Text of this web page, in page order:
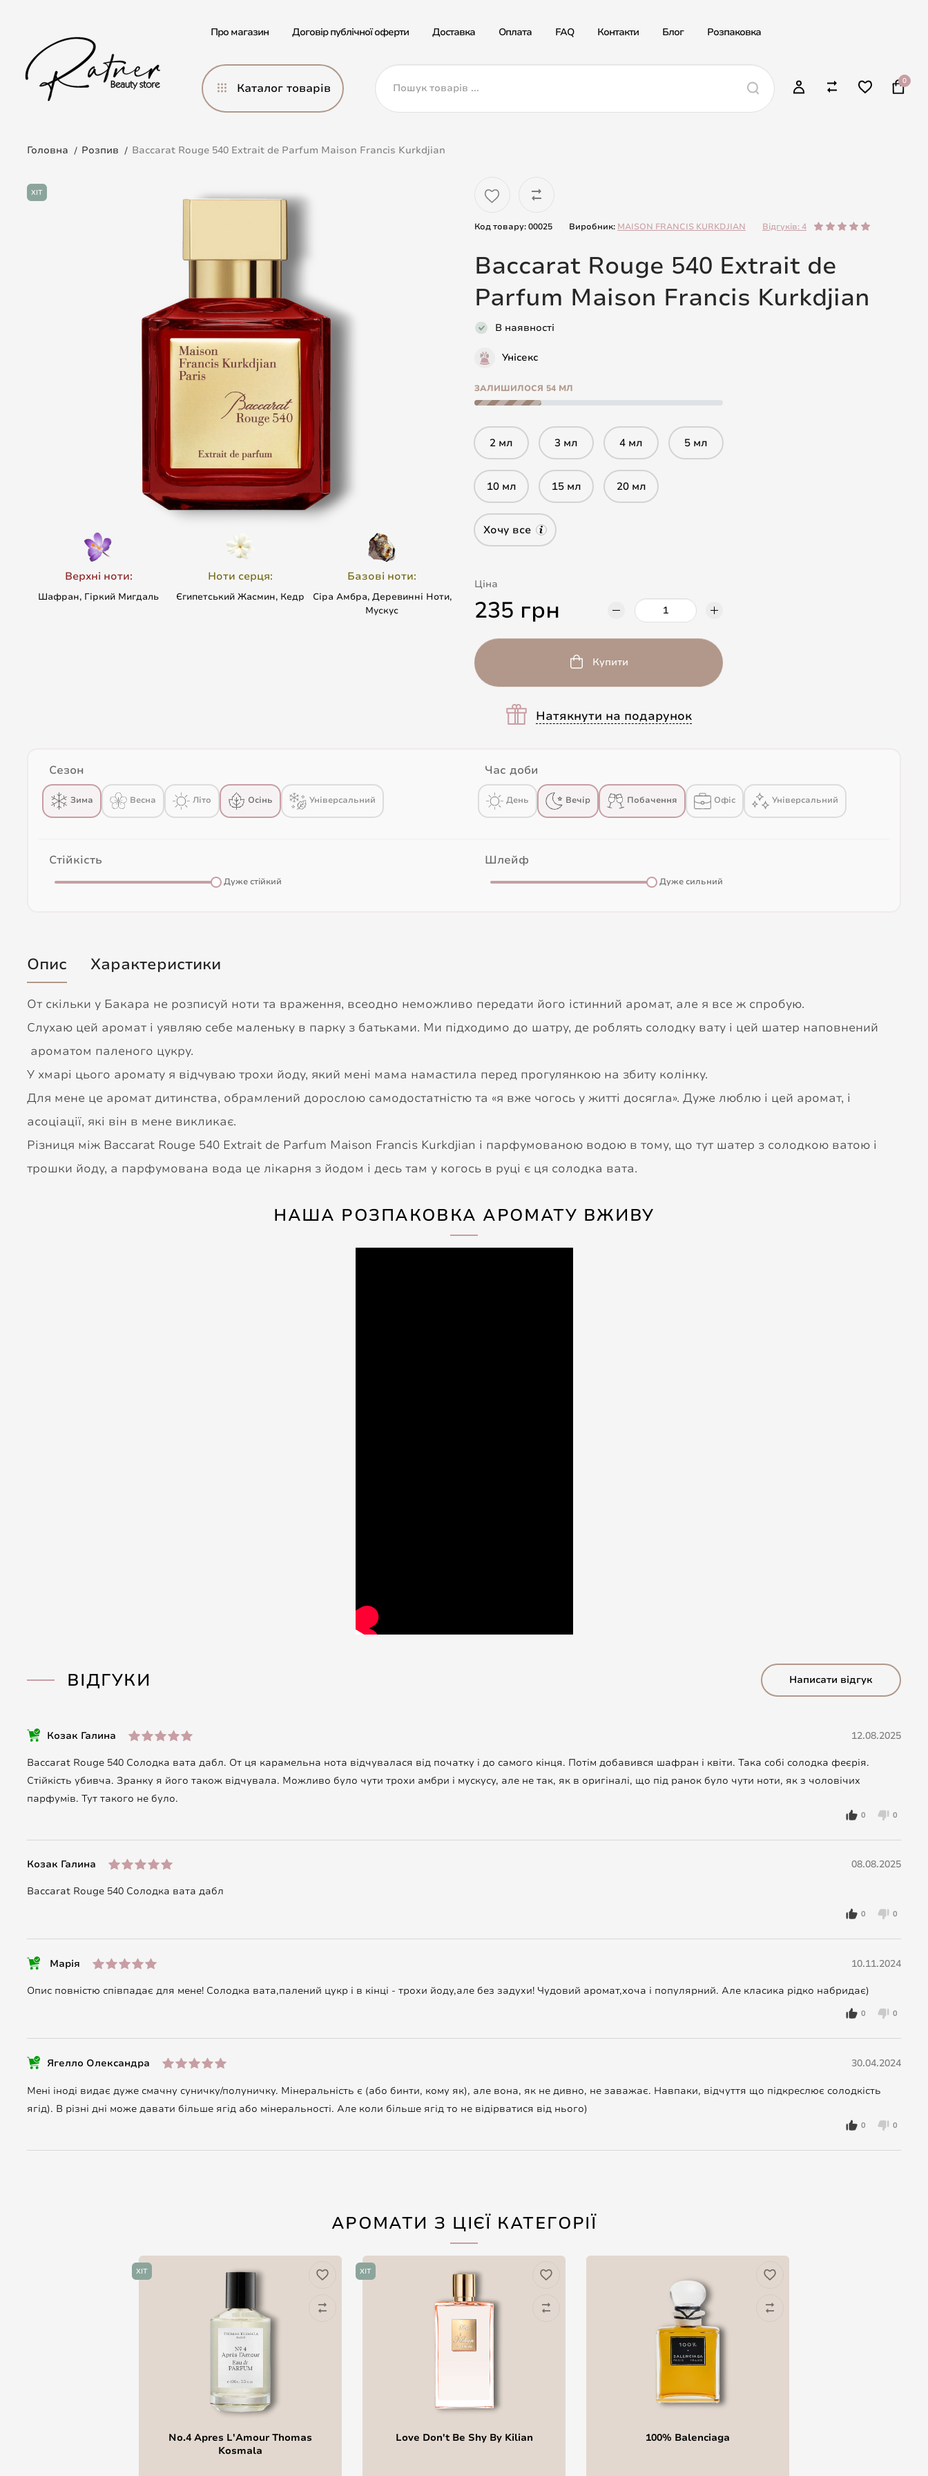
Про магазин Договір публічної оферти Доставка Оплата FAQ Контакти Блог Розпаковка
Каталог товарів 0
Головна Розпив Baccarat Rouge 540 Extrait de Parfum Maison Francis Kurkdjian
ХІТ
Верхні ноти:
Шафран, Гіркий Мигдаль
Ноти серця:
Єгипетський Жасмин, Кедр
Базові ноти:
Cіра Амбра, Деревинні Ноти,
Мускус
Код товару: 00025 Виробник: MAISON FRANCIS KURKDJIAN Відгуків: 4
Baccarat Rouge 540 Extrait de
Parfum Maison Francis Kurkdjian
В наявності
Унісекс
ЗАЛИШИЛОСЯ 54 МЛ
2 мл 3 мл 4 мл 5 мл
10 мл 15 мл 20 мл
Хочу все
Ціна
235 грн
Купити
Натякнути на подарунок
Сезон
Зима Весна Літо Осінь Універсальний
Час доби
День Вечір Побачення Офіс Універсальний
Стійкість
Дуже стійкий
Шлейф
Дуже сильний
Опис Характеристики
От скільки у Бакара не розписуй ноти та враження, всеодно неможливо передати його істинний аромат, але я все ж спробую.
Слухаю цей аромат і уявляю себе маленьку в парку з батьками. Ми підходимо до шатру, де роблять солодку вату і цей шатер наповнений
ароматом паленого цукру.
У хмарі цього аромату я відчуваю трохи йоду, який мені мама намастила перед прогулянкою на збиту колінку.
Для мене це аромат дитинства, обрамлений дорослою самодостатністю та «я вже чогось у житті досягла». Дуже люблю і цей аромат, і
асоціації, які він в мене викликає.
Різниця між Baccarat Rouge 540 Extrait de Parfum Maison Francis Kurkdjian і парфумованою водою в тому, що тут шатер з солодкою ватою і
трошки йоду, а парфумована вода це лікарня з йодом і десь там у когось в руці є ця солодка вата.
НАША РОЗПАКОВКА АРОМАТУ ВЖИВУ
ВІДГУКИ Написати відгук
Козак Галина 12.08.2025
Baccarat Rouge 540 Солодка вата дабл. От ця карамельна нота відчувалася від початку і до самого кінця. Потім добавився шафран і квіти. Така собі солодка феєрія.
Стійкість убивча. Зранку я його також відчувала. Можливо було чути трохи амбри і мускусу, але не так, як в оригіналі, що під ранок було чути ноти, як з чоловічих
парфумів. Тут такого не було.
0 0
Козак Галина 08.08.2025
Baccarat Rouge 540 Солодка вата дабл
0 0
Марія 10.11.2024
Опис повністю співпадає для мене! Солодка вата,палений цукр і в кінці - трохи йоду,але без задухи! Чудовий аромат,хоча і популярний. Але класика рідко набридає)
0 0
Ягелло Олександра 30.04.2024
Мені іноді видає дуже смачну суничку/полуничку. Мінеральність є (або бинти, кому як), але вона, як не дивно, не заважає. Навпаки, відчуття що підкреслює солодкість
ягід). В різні дні може давати більше ягід або мінеральності. Але коли більше ягід то не відірватися від нього)
0 0
АРОМАТИ З ЦІЄЇ КАТЕГОРІЇ
ХІТ
No.4 Apres L'Amour Thomas
Kosmala
ХІТ
Love Don't Be Shy By Kilian 100% Balenciaga